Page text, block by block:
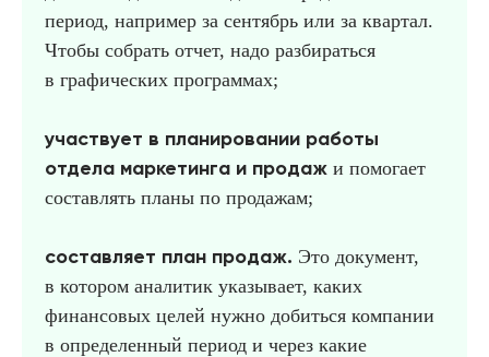
период, например за сентябрь или за квартал.
Чтобы собрать отчет, надо разбираться
в графических программах;
участвует в планировании работы
отдела маркетинга и продаж и помогает
составлять планы по продажам;
составляет план продаж. Это документ,
в котором аналитик указывает, каких
финансовых целей нужно добиться компании
в определенный период и через какие